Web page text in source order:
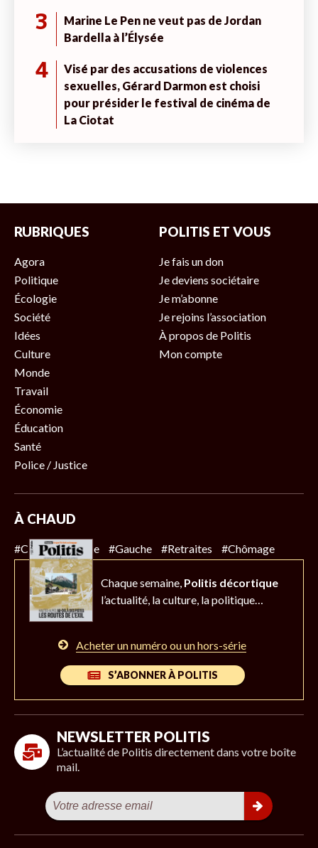
3
Marine Le Pen ne veut pas de Jordan
Bardella à l’Élysée
4
Visé par des accusations de violences
sexuelles, Gérard Darmon est choisi
pour présider le festival de cinéma de
La Ciotat
RUBRIQUES
Agora
Politique
Écologie
Société
Idées
Culture
Monde
Travail
Économie
Éducation
Santé
Police / Justice
POLITIS ET VOUS
Je fais un don
Je deviens sociétaire
Je m’abonne
Je rejoins l’association
À propos de Politis
Mon compte
À CHAUD
#Climat #Police #Gauche #Retraites #Chômage
Chaque semaine, Politis décortique
l’actualité, la culture, la politique…
Acheter un numéro ou un hors-série
S’ABONNER À POLITIS
NEWSLETTER POLITIS
L’actualité de Politis directement dans votre boîte
mail.